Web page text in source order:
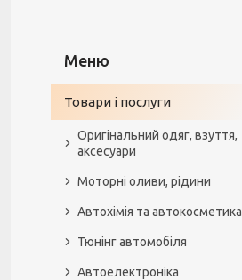
Товари і послуги
Оригінальний одяг, взуття,
аксесуари
Моторні оливи, рідини
Автохімія та автокосметика
Тюнінг автомобіля
Автоелектроніка